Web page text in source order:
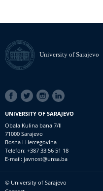
University of Sarajevo
SOCIAL
LINKS
UNIVERSITY OF SARAJEVO
Obala Kulina bana 7/II
71000 Sarajevo
Bosna i Hercegovina
Telefon: +387 33 56 51 18
E-mail: javnost@unsa.ba
Footer
© University of Sarajevo